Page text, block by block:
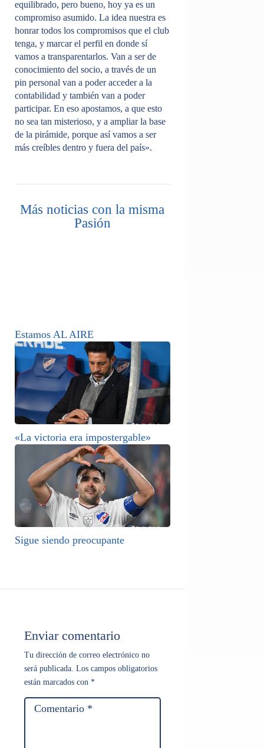
equilibrado, pero bueno, hoy ya es un
compromiso asumido. La idea nuestra es
honrar todos los compromisos que el club
tenga, y marcar el perfil en donde sí
vamos a transparentarlos. Van a ser de
conocimiento del socio, a través de un
pin personal van a poder acceder a la
contabilidad y también van a poder
participar. En eso apostamos, a que esto
no sea tan misterioso, y a ampliar la base
de la pirámide, porque así vamos a ser
más creíbles dentro y fuera del país».
Más noticias con la misma
Pasión
Estamos AL AIRE
«La victoria era impostergable»
Sigue siendo preocupante
Enviar comentario
Tu dirección de correo electrónico no
será publicada. Los campos obligatorios
están marcados con *